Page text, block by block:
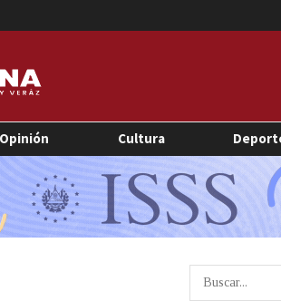
Opinión Cultura